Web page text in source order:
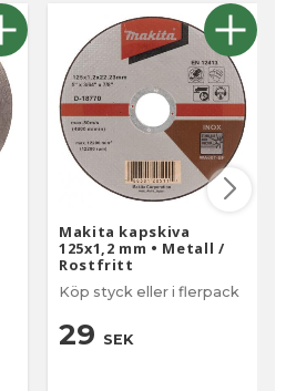
Makita kapskiva
125x1,2 mm • Metall /
Rostfritt
Köp styck eller i flerpack
29 SEK